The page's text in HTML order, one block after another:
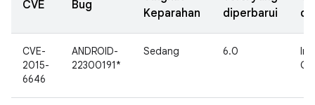
CVE Bug
Keparahan
diperbarui
CVE-
2015-
6646
ANDROID-
22300191*
Sedang 6.0